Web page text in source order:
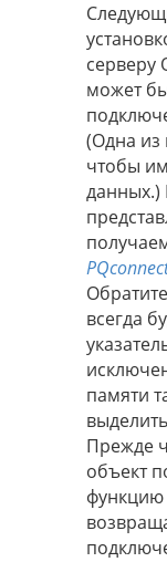
серверу
может
(Одна из
чтобы
всегда
памяти
Прежде
объект
функцию